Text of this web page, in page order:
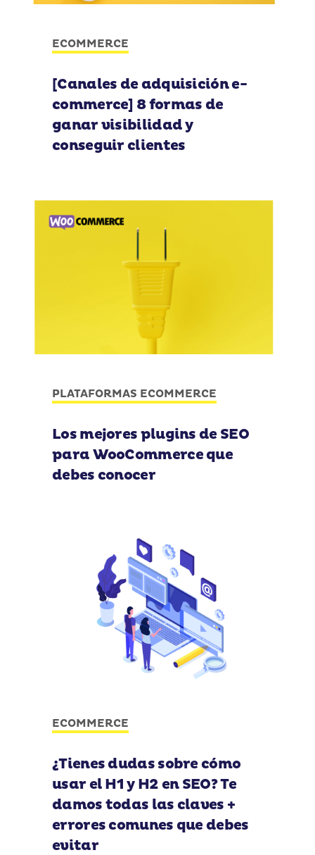
ECOMMERCE
[Canales de adquisición e-
commerce] 8 formas de
ganar visibilidad y
conseguir clientes
PLATAFORMAS ECOMMERCE
Los mejores plugins de SEO
para WooCommerce que
debes conocer
ECOMMERCE
¿Tienes dudas sobre cómo
usar el H1 y H2 en SEO? Te
damos todas las claves +
errores comunes que debes
evitar